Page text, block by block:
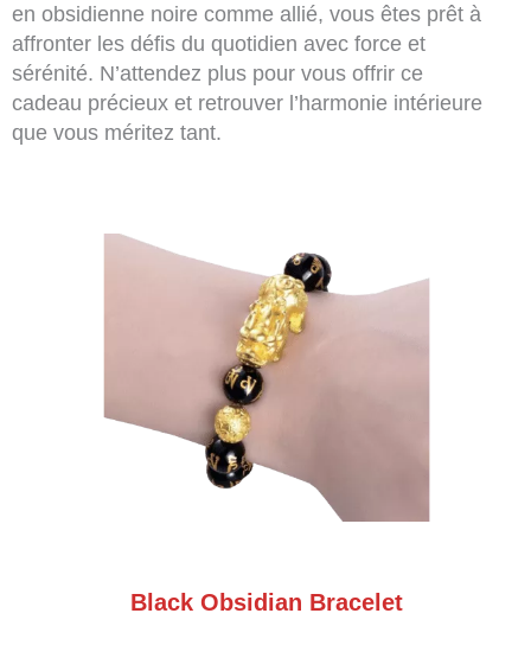
en obsidienne noire comme allié, vous êtes prêt à
affronter les défis du quotidien avec force et
sérénité. N’attendez plus pour vous offrir ce
cadeau précieux et retrouver l’harmonie intérieure
que vous méritez tant.
Black Obsidian Bracelet